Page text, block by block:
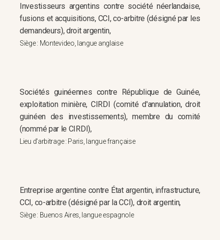
Investisseurs argentins contre société néerlandaise,
fusions et acquisitions, CCI, co-arbitre (désigné par les
demandeurs), droit argentin,
Siège : Montevideo, langue anglaise
Sociétés guinéennes contre République de Guinée,
exploitation minière, CIRDI (comité d'annulation, droit
guinéen des investissements), membre du comité
(nommé par le CIRDI),
Lieu d'arbitrage : Paris, langue française
Entreprise argentine contre État argentin, infrastructure,
CCI, co-arbitre (désigné par la CCI), droit argentin,
Siège : Buenos Aires, langue espagnole